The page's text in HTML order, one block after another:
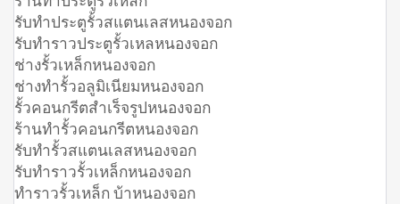
รับทำประตูรั้วสแตนเลสหนองจอก
รับทำราวประตูรั้วเหลหนองจอก
ช่างรั้วเหล็กหนองจอก
ช่างทำรั้วอลูมิเนียมหนองจอก
รั้วคอนกรีตสำเร็จรูปหนองจอก
ร้านทำรั้วคอนกรีตหนองจอก
รับทำรั้วสแตนเลสหนองจอก
รับทำราวรั้วเหล็กหนองจอก
ทำราวรั้วเหล็ก บ้าหนองจอก